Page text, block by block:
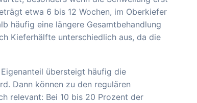
etwa 6 bis 12 Wochen, im Oberkiefer
häufig eine längere Gesamtbehandlung
Kieferhälfte unterschiedlich aus, da die
übersteigt häufig die
Dann können zu den regulären
relevant: Bei 10 bis 20 Prozent der